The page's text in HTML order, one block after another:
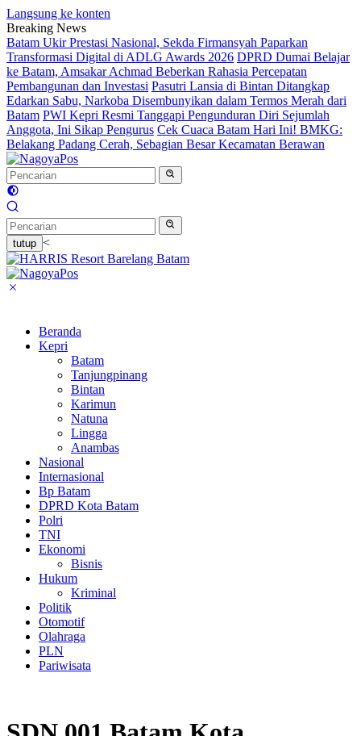
Langsung ke konten
Breaking News
Batam Ukir Prestasi Nasional, Sekda Firmansyah Paparkan
Transformasi Digital di ADLG Awards 2026 DPRD Dumai Belajar
ke Batam, Amsakar Achmad Beberkan Rahasia Percepatan
Pembangunan dan Investasi Pasutri Lansia di Bintan Ditangkap
Edarkan Sabu, Narkoba Disembunyikan dalam Termos Merah dari
Batam PWI Kepri Resmi Tanggapi Pengunduran Diri Sejumlah
Anggota, Ini Sikap Pengurus Cek Cuaca Batam Hari Ini! BMKG:
Belakang Padang Cerah, Sebagian Besar Kecamatan Berawan
tutup <
Beranda
Kepri
Batam
Tanjungpinang
Bintan
Karimun
Natuna
Lingga
Anambas
Nasional
Internasional
Bp Batam
DPRD Kota Batam
Polri
TNI
Ekonomi
Bisnis
Hukum
Kriminal
Politik
Otomotif
Olahraga
PLN
Pariwisata